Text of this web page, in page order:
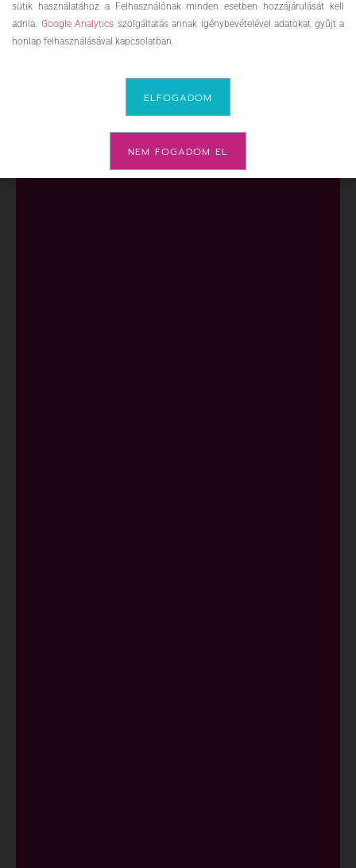
sütik használatához a Felhasználónak minden esetben hozzájárulását kell
adnia. Google Analytics szolgáltatás annak igénybevételével adatokat gyűjt a
honlap felhasználásával kapcsolatban.
ELFOGADOM
NEM FOGADOM EL